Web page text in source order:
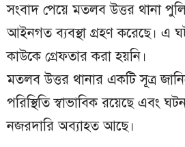
সংবাদ পেয়ে মতলব উত্তর থানা
আইনগত ব্যবস্থা গ্রহণ করেছে। এ
কাউকে গ্রেফতার করা হয়নি।
মতলব উত্তর থানার একটি সূত্র
পরিস্থিতি স্বাভাবিক রয়েছে এবং
নজরদারি অব্যাহত আছে।